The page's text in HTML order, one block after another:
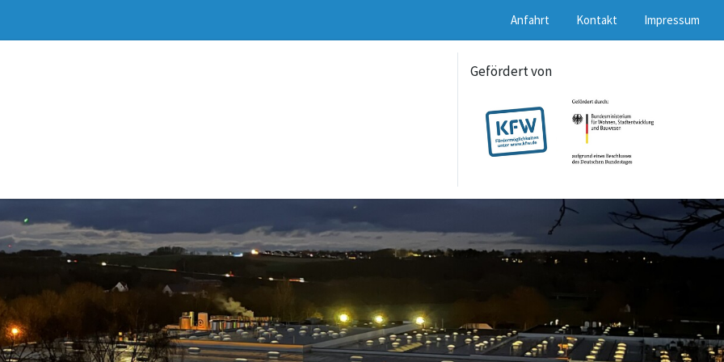
Anfahrt Kontakt Impressum
Gefördert von